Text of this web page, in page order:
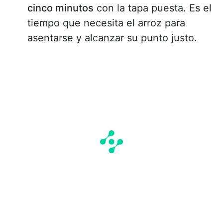
cinco minutos con la tapa puesta. Es el
tiempo que necesita el arroz para
asentarse y alcanzar su punto justo.